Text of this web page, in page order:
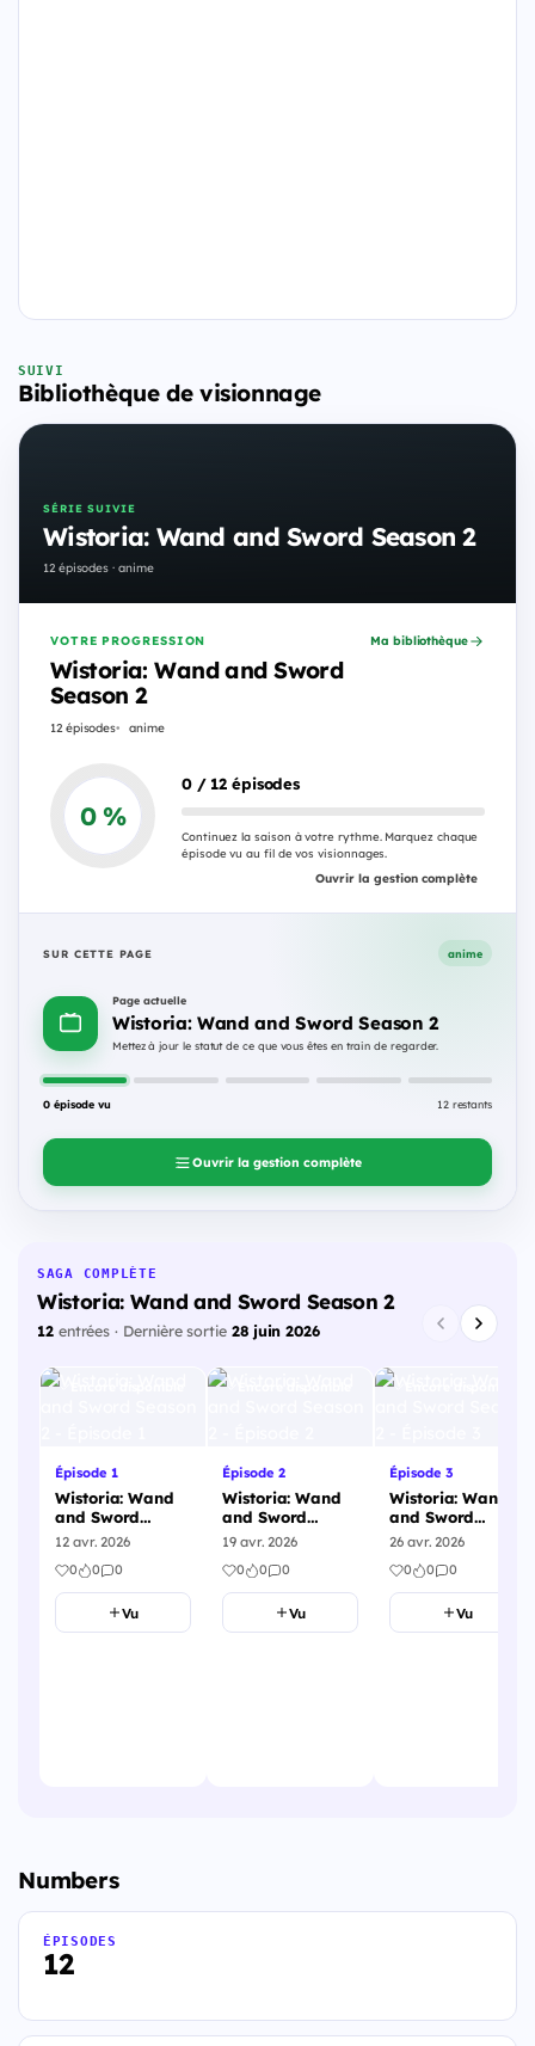
SUIVI
Bibliothèque de visionnage
SÉRIE SUIVIE
Wistoria: Wand and Sword Season 2
12 épisodes · anime
VOTRE PROGRESSION
Wistoria: Wand and Sword
Season 2
12 épisodes anime
Ma bibliothèque
0 %
0 / 12 épisodes
Continuez la saison à votre rythme. Marquez chaque
épisode vu au fil de vos visionnages.
Ouvrir la gestion complète
SUR CETTE PAGE anime
Page actuelle
Wistoria: Wand and Sword Season 2
Mettez à jour le statut de ce que vous êtes en train de regarder.
0 épisode vu 12 restants
Ouvrir la gestion complète
SAGA COMPLÈTE
Wistoria: Wand and Sword Season 2
12entrées · Dernière sortie 28 juin 2026
Épisode 1
Wistoria: Wand
and Sword
Season 2 -
12 avr. 2026
0 0 0
Vu
Épisode 2
Wistoria: Wand
and Sword
Season 2 -
19 avr. 2026
0 0 0
Vu
Épisode 3
Wistoria: Wand
and Sword
Season 2 -
26 avr. 2026
0 0 0
Vu
Numbers
12
ÉPISODES